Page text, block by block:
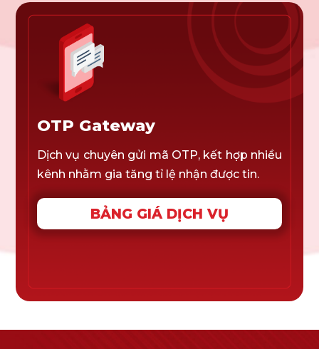
OTP Gateway
Dịch vụ chuyên gửi mã OTP, kết hợp nhiều
kênh nhằm gia tăng tỉ lệ nhận được tin.
BẢNG GIÁ DỊCH VỤ